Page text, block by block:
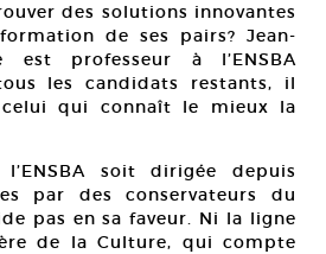
des solutions innovantes
de ses pairs? Jean-
est professeur à l’ENSBA
les candidats restants, il
celui qui connaît le mieux la
soit dirigée depuis
par des conservateurs du
pas en sa faveur. Ni la ligne
de la Culture, qui compte